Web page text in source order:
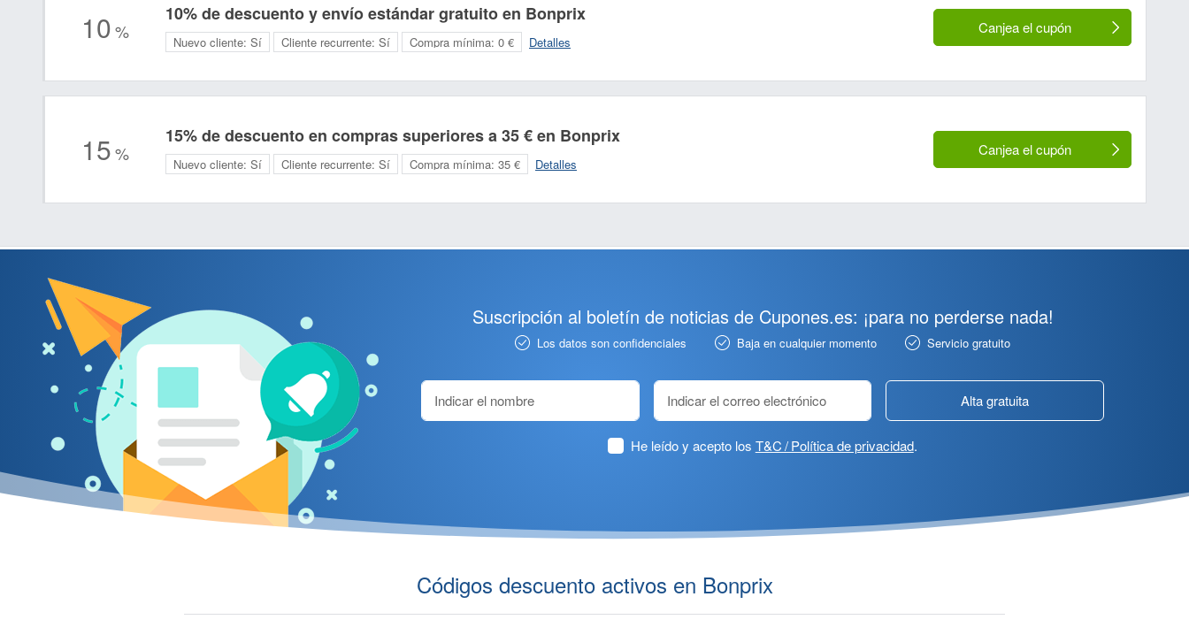
10%
10% de descuento y envío estándar gratuito en Bonprix
Canjea el cupón
Nuevo cliente: Sí Cliente recurrente: Sí Compra mínima: 0 € Detalles
15%
15% de descuento en compras superiores a 35 € en Bonprix
Canjea el cupón
Nuevo cliente: Sí Cliente recurrente: Sí Compra mínima: 35 € Detalles
Suscripción al boletín de noticias de Cupones.es: ¡para no perderse nada!
Los datos son confidenciales Baja en cualquier momento Servicio gratuito
Alta gratuita
He leído y acepto los T&C / Política de privacidad.
Códigos descuento activos en Bonprix